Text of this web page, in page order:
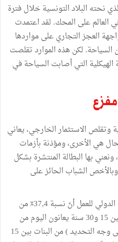
نحته البلاد التونسية خلال فترة
على المحك. لقد اعتمدت
العجز التجاري على مواردها
السياحة. لكن هذه الموارد تقلصت
الهيكلية التي أصابت السياحة في
وتقلص الاستثمار الخارجي، يعاني
هي الأخرى، ومؤذنة بأزمات
بها البطالة المنتشرة بشكل
الشباب الحائز على
تفيد إحصائيات صادرة عن المكتب الدولي للعمل أنّ نسبة 37,4٪‏ من
التونسيين الذين تتراوح أعمارهم بين 15 و30 سنة يعانون اليوم من
البطالة، وأن حوالي 50٪‏ ( 49,1٪‏ على وجه التحديد ) من البنات بين 15